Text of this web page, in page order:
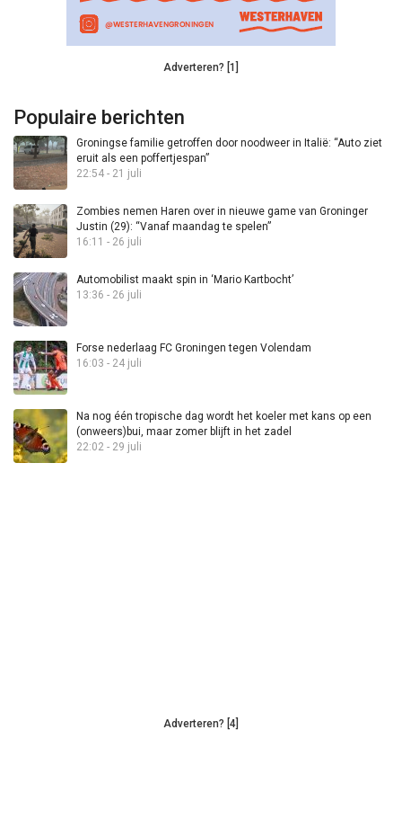
Adverteren? [1]
Populaire berichten
Groningse familie getroffen door noodweer in Italië: “Auto ziet
eruit als een poffertjespan”
22:54 - 21 juli
Zombies nemen Haren over in nieuwe game van Groninger
Justin (29): “Vanaf maandag te spelen”
16:11 - 26 juli
Automobilist maakt spin in ‘Mario Kartbocht’
13:36 - 26 juli
Forse nederlaag FC Groningen tegen Volendam
16:03 - 24 juli
Na nog één tropische dag wordt het koeler met kans op een
(onweers)bui, maar zomer blijft in het zadel
22:02 - 29 juli
Adverteren? [4]